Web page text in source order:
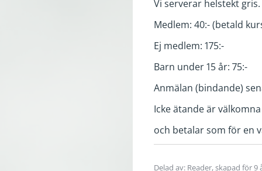
Vi serverar helstekt gris.
Medlem: 40:- (betald
Ej medlem: 175:-
Barn under 15 år: 75:-
Anmälan (bindande)
Icke ätande är
och betalar som för en
Delad av: Reader, skapadför 9